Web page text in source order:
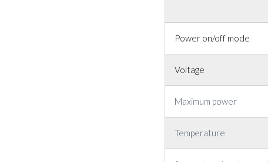
Power on/off mode
Voltage
Maximum power
Temperature